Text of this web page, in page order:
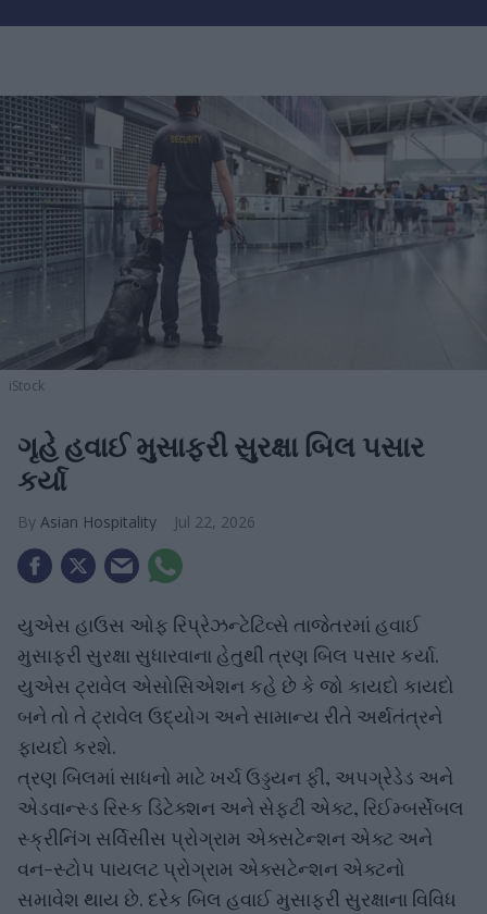
iStock
ગૃહે હવાઈ મુસાફરી સુરક્ષા બિલ પસાર
કર્યા
Asian Hospitality Jul 22, 2026
યુએસ હાઉસ ઓફ રિપ્રેઝન્ટેટિવ્સે તાજેતરમાં હવાઈ
મુસાફરી સુરક્ષા સુધારવાના હેતુથી ત્રણ બિલ પસાર કર્યા.
યુએસ ટ્રાવેલ એસોસિએશન કહે છે કે જો કાયદો કાયદો
બને તો તે ટ્રાવેલ ઉદ્યોગ અને સામાન્ય રીતે અર્થતંત્રને
ફાયદો કરશે.
ત્રણ બિલમાં સાધનો માટે ખર્ચ ઉડ્ડયન ફી, અપગ્રેડેડ અને
એડવાન્સ્ડ રિસ્ક ડિટેક્શન અને સેફ્ટી એક્ટ, રિઈમ્બર્સેબલ
સ્ક્રીનિંગ સર્વિસીસ પ્રોગ્રામ એક્સટેન્શન એક્ટ અને
વન-સ્ટોપ પાયલટ પ્રોગ્રામ એક્સટેન્શન એક્ટનો
સમાવેશ થાય છે. દરેક બિલ હવાઈ મુસાફરી સુરક્ષાના વિવિધ